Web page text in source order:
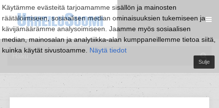
Käytämme evästeitä tarjoamamme sisällön ja mainosten
räätälöimiseen, sosiaalisen median ominaisuuksien tukemiseen ja
kävijämäärämme analysoimiseen. Jaamme myös sosiaalisen
median, mainosalan ja analytiikka-alan kumppaneillemme tietoa siitä,
kuinka käytät sivustoamme. Näytä tiedot
Sulje